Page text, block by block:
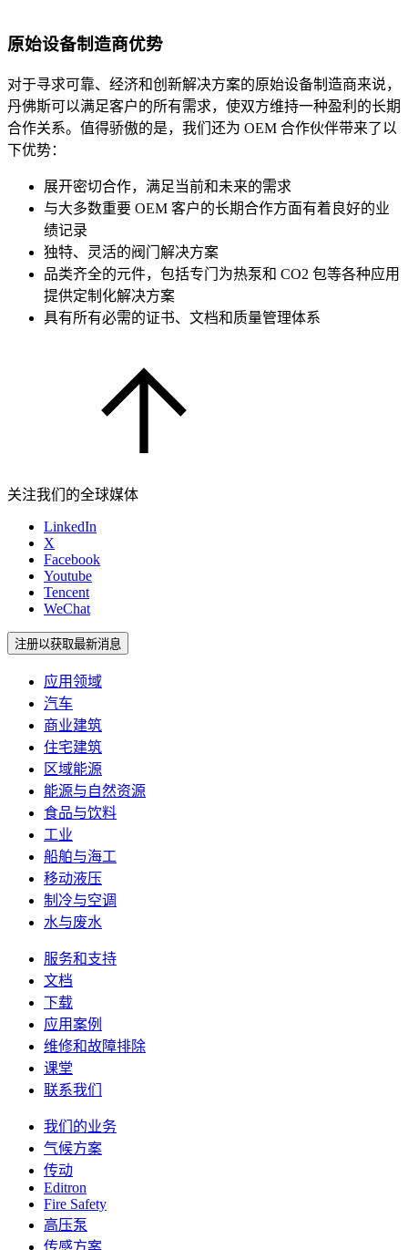
原始设备制造商优势
对于寻求可靠、经济和创新解决方案的原始设备制造商来说，
丹佛斯可以满足客户的所有需求，使双方维持一种盈利的长期
合作关系。值得骄傲的是，我们还为 OEM 合作伙伴带来了以
下优势：
展开密切合作，满足当前和未来的需求
与大多数重要 OEM 客户的长期合作方面有着良好的业
绩记录
独特、灵活的阀门解决方案
品类齐全的元件，包括专门为热泵和 CO2 包等各种应用
提供定制化解决方案
具有所有必需的证书、文档和质量管理体系
关注我们的全球媒体
LinkedIn
X
Facebook
Youtube
Tencent
WeChat
注册以获取最新消息
应用领域
汽车
商业建筑
住宅建筑
区域能源
能源与自然资源
食品与饮料
工业
船舶与海工
移动液压
制冷与空调
水与废水
服务和支持
文档
下载
应用案例
维修和故障排除
课堂
联系我们
我们的业务
气候方案
传动
Editron
Fire Safety
高压泵
传感方案